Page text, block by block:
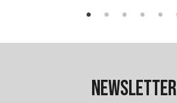
Newsletter